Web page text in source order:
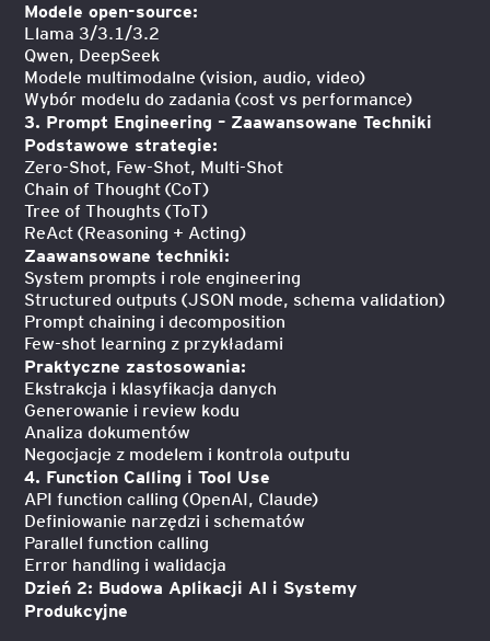
Modele open-source:
Llama 3/3.1/3.2
Qwen, DeepSeek
Modele multimodalne (vision, audio, video)
Wybór modelu do zadania (cost vs performance)
3. Prompt Engineering – Zaawansowane Techniki
Podstawowe strategie:
Zero-Shot, Few-Shot, Multi-Shot
Chain of Thought (CoT)
Tree of Thoughts (ToT)
ReAct (Reasoning + Acting)
Zaawansowane techniki:
System prompts i role engineering
Structured outputs (JSON mode, schema validation)
Prompt chaining i decomposition
Few-shot learning z przykładami
Praktyczne zastosowania:
Ekstrakcja i klasyfikacja danych
Generowanie i review kodu
Analiza dokumentów
Negocjacje z modelem i kontrola outputu
4. Function Calling i Tool Use
API function calling (OpenAI, Claude)
Definiowanie narzędzi i schematów
Parallel function calling
Error handling i walidacja
Dzień 2: Budowa Aplikacji AI i Systemy
Produkcyjne